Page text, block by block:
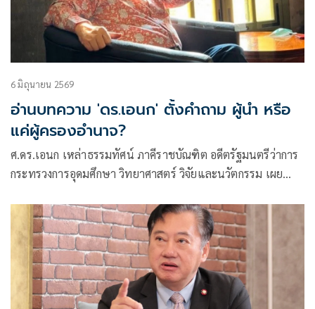
6 มิถุนายน 2569
อ่านบทความ 'ดร.เอนก' ตั้งคำถาม ผู้นำ หรือ
แค่ผู้ครองอำนาจ?
ศ.ดร.เอนก เหล่าธรรมทัศน์ ภาคีราชบัณฑิต อดีตรัฐมนตรีว่าการ
กระทรวงการอุดมศึกษา วิทยาศาสตร์ วิจัยและนวัตกรรม เผย
ของคนที่ใช้เล่ห์เป็นเครื่องมือ มีเนื้อหาดังต่อไปนี้